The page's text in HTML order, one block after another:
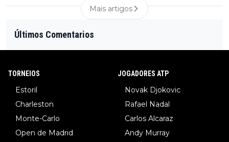
Mais artigos
Últimos Comentarios
TORNEIOS
Estoril
Charleston
Monte-Carlo
Open de Madrid
JOGADORES ATP
Novak Djokovic
Rafael Nadal
Carlos Alcaraz
Andy Murray